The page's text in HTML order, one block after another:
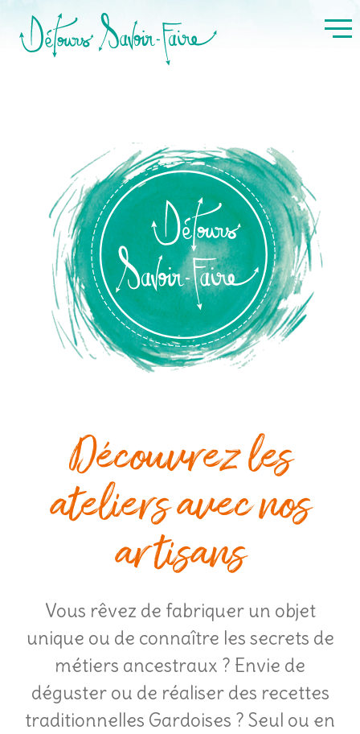
Découvrez les
ateliers avec nos
artisans
Vous rêvez de fabriquer un objet
unique ou de connaître les secrets de
métiers ancestraux ? Envie de
déguster ou de réaliser des recettes
traditionnelles Gardoises ? Seul ou en